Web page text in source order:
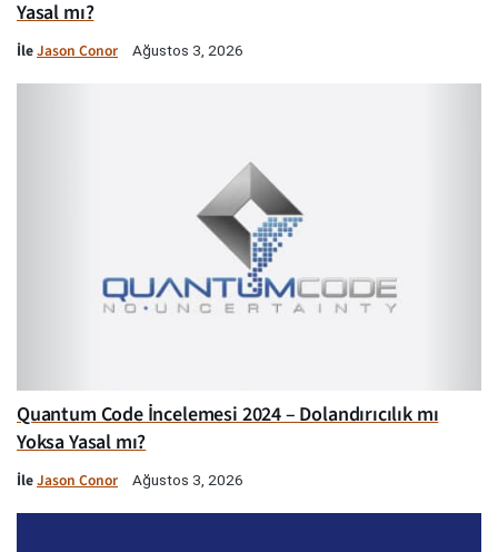
Yasal mı?
İleJason Conor Ağustos 3, 2026
Quantum Code İncelemesi 2024 – Dolandırıcılık mı
Yoksa Yasal mı?
İleJason Conor Ağustos 3, 2026